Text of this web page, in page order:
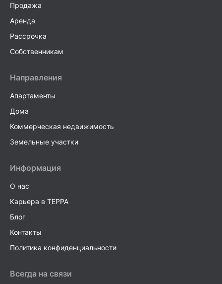
Продажа
Аренда
Рассрочка
Собственникам
Направления
Апартаменты
Дома
Коммерческая недвижимость
Земельные участки
Информация
О нас
Карьера в TEPPA
Блог
Контакты
Политика конфиденциальности
Всегда на связи